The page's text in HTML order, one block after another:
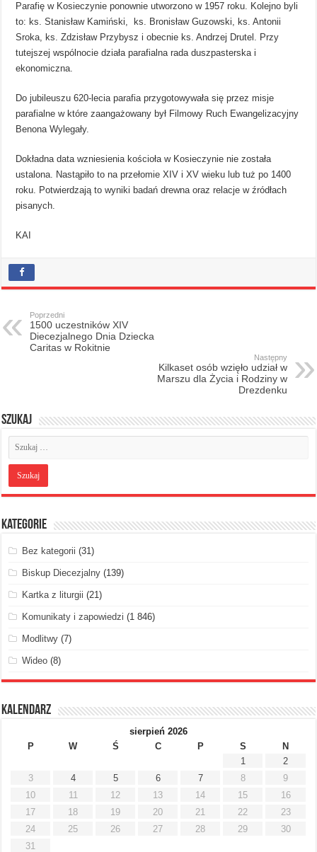
Parafię w Kosieczynie ponownie utworzono w 1957 roku. Kolejno byli
to: ks. Stanisław Kamiński, ks. Bronisław Guzowski, ks. Antonii
Sroka, ks. Zdzisław Przybysz i obecnie ks. Andrzej Drutel. Przy
tutejszej wspólnocie działa parafialna rada duszpasterska i
ekonomiczna.
Do jubileuszu 620-lecia parafia przygotowywała się przez misje
parafialne w które zaangażowany był Filmowy Ruch Ewangelizacyjny
Benona Wylegały.
Dokładna data wzniesienia kościoła w Kosieczynie nie została
ustalona. Nastąpiło to na przełomie XIV i XV wieku lub tuż po 1400
roku. Potwierdzają to wyniki badań drewna oraz relacje w źródłach
pisanych.
KAI
Poprzedni
1500 uczestników XIV
Diecezjalnego Dnia Dziecka
Caritas w Rokitnie
Następny
Kilkaset osób wzięło udział w
Marszu dla Życia i Rodziny w
Drezdenku
Szukaj
Kategorie
Bez kategorii (31)
Biskup Diecezjalny (139)
Kartka z liturgii (21)
Komunikaty i zapowiedzi (1 846)
Modlitwy (7)
Wideo (8)
Kalendarz
sierpień 2026
P
W Ś C P S
N
1
2
3
4 5 6 7 8
9
10
11 12 13 14 15
16
17
18 19 20 21 22
23
24
25 26 27 28 29
30
31